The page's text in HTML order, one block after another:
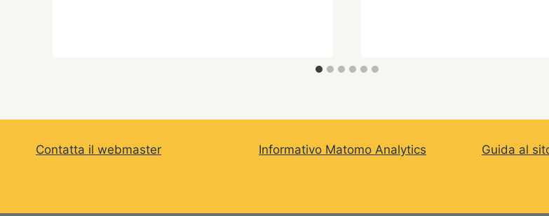
Contatta il webmaster Informativo Matomo Analytics Guida al